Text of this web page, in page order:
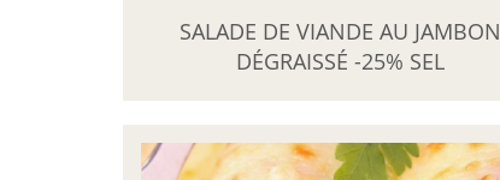
SALADE DE VIANDE AU JAMBON
DÉGRAISSÉ -25% SEL